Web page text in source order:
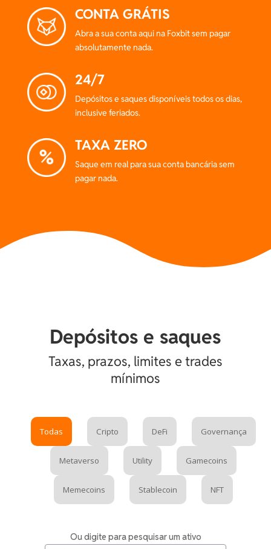
CONTA GRÁTIS
Abra a sua conta aqui na Foxbit sem pagar
absolutamente nada.
24/7
Depósitos e saques disponíveis todos os dias,
inclusive feriados.
TAXA ZERO
Saque em real para sua conta bancária sem
pagar nada.
Depósitos e saques
Taxas, prazos, limites e trades
mínimos
Todas Cripto DeFi Governança
Metaverso Utility Gamecoins
Memecoins Stablecoin NFT
Ou digite para pesquisar um ativo